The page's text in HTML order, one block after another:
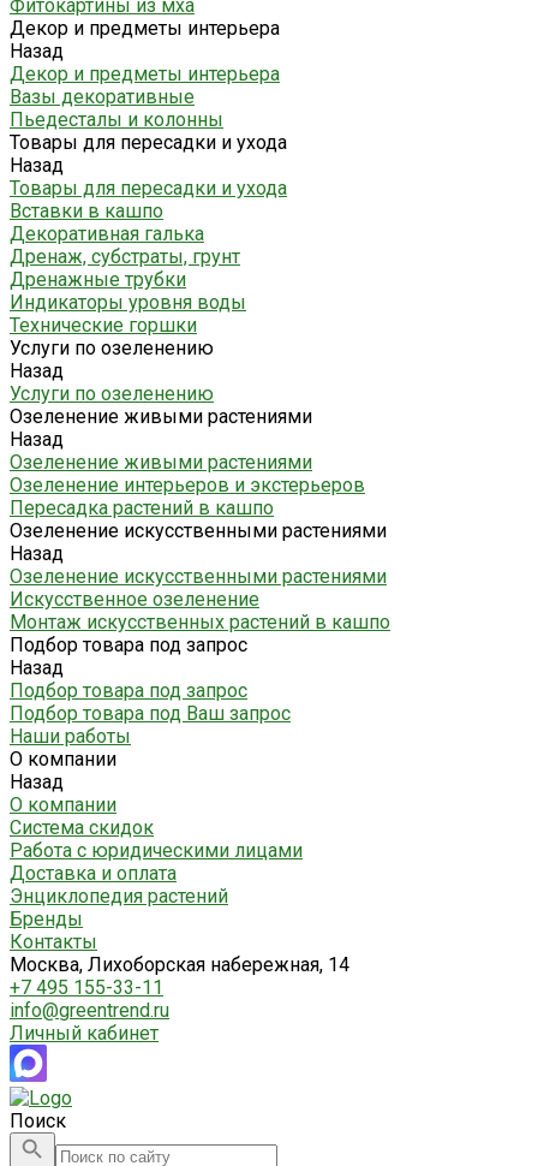
Фитокартины из мха
Декор и предметы интерьера
Назад
Декор и предметы интерьера
Вазы декоративные
Пьедесталы и колонны
Товары для пересадки и ухода
Назад
Товары для пересадки и ухода
Вставки в кашпо
Декоративная галька
Дренаж, субстраты, грунт
Дренажные трубки
Индикаторы уровня воды
Технические горшки
Услуги по озеленению
Назад
Услуги по озеленению
Озеленение живыми растениями
Назад
Озеленение живыми растениями
Озеленение интерьеров и экстерьеров
Пересадка растений в кашпо
Озеленение искусственными растениями
Назад
Озеленение искусственными растениями
Искусственное озеленение
Монтаж искусственных растений в кашпо
Подбор товара под запрос
Назад
Подбор товара под запрос
Подбор товара под Ваш запрос
Наши работы
О компании
Назад
О компании
Система скидок
Работа с юридическими лицами
Доставка и оплата
Энциклопедия растений
Бренды
Контакты
Москва, Лихоборская набережная, 14
+7 495 155-33-11
info@greentrend.ru
Личный кабинет
Поиск